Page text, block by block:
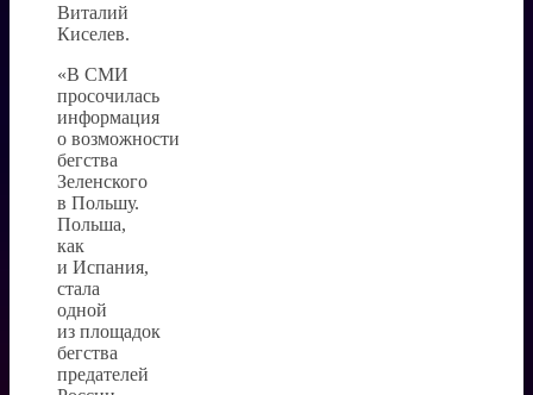
Виталий
Киселев.
«В СМИ
просочилась
информация
о возможности
бегства
Зеленского
в Польшу.
Польша,
как
и Испания,
стала
одной
из площадок
бегства
предателей